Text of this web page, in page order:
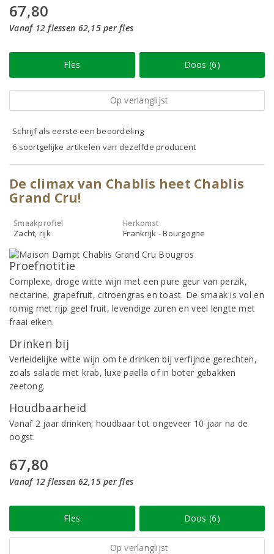
67,80
Vanaf 12 flessen 62,15 per fles
Fles Doos (6)
Op verlanglijst
Schrijf als eerste een beoordeling
6 soortgelijke artikelen van dezelfde producent
De climax van Chablis heet Chablis
Grand Cru!
Smaakprofiel
Zacht, rijk
Herkomst
Frankrijk - Bourgogne
Proefnotitie
Complexe, droge witte wijn met een pure geur van perzik,
nectarine, grapefruit, citroengras en toast. De smaak is vol en
romig met rijp geel fruit, levendige zuren en veel lengte met
fraai eiken.
Drinken bij
Verleidelijke witte wijn om te drinken bij verfijnde gerechten,
zoals salade met krab, luxe paella of in boter gebakken
zeetong.
Houdbaarheid
Vanaf 2 jaar drinken; houdbaar tot ongeveer 10 jaar na de
oogst.
67,80
Vanaf 12 flessen 62,15 per fles
Fles Doos (6)
Op verlanglijst